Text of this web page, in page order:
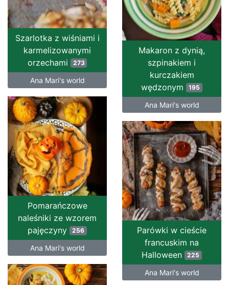
Szarlotka z wiśniami i
karmelizowanymi
orzechami
273
Ana Mari's world
Makaron z dynią,
szpinakiem i
kurczakiem
wędzonym 195
Ana Mari's world
Pomarańczowe
naleśniki ze wzorem
pajęczyny 256
Ana Mari's world
Parówki w cieście
francuskim na
Halloween 225
Ana Mari's world